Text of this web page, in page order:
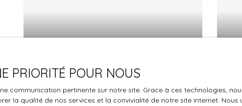
et Tram, secteur Saint Ruf.
53.93m² Avignon 84000
PRIORITÉ POUR NOUS
communication pertinente sur notre site. Grace à ces technologies,
la qualité de nos services et la convivialité de notre site internet. Nous